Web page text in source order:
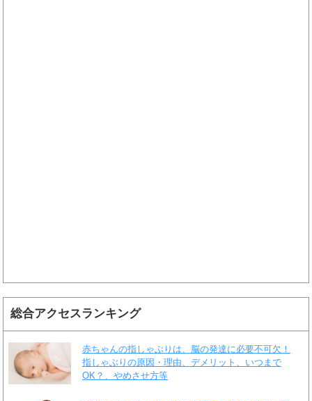
総合アクセスランキング
赤ちゃんの指しゃぶりは、脳の発達に必要不可欠！
指しゃぶりの原因・理由、デメリット、いつまで
OK？、やめさせ方等